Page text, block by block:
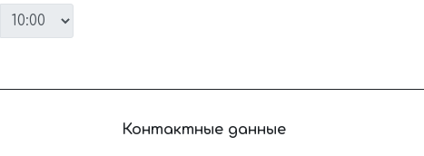
Контактные данные